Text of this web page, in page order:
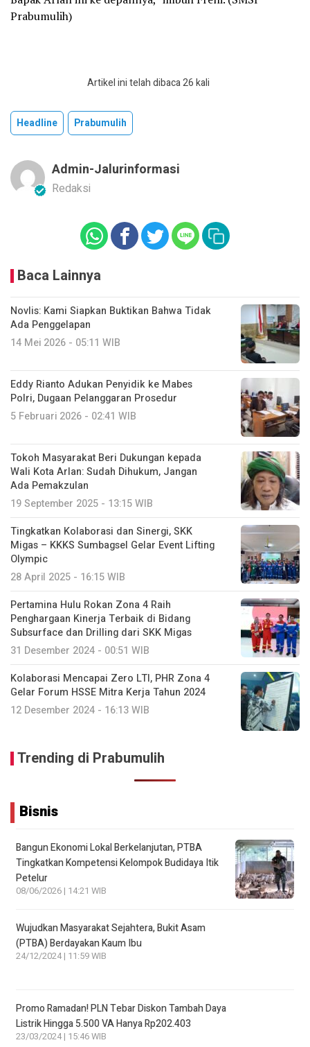
Prabumulih)
Artikel ini telah dibaca 26 kali
Headline Prabumulih
Admin-Jalurinformasi
Redaksi
Baca Lainnya
Novlis: Kami Siapkan Buktikan Bahwa Tidak
Ada Penggelapan
14 Mei 2026 - 05:11 WIB
Eddy Rianto Adukan Penyidik ke Mabes
Polri, Dugaan Pelanggaran Prosedur
5 Februari 2026 - 02:41 WIB
Tokoh Masyarakat Beri Dukungan kepada
Wali Kota Arlan: Sudah Dihukum, Jangan
Ada Pemakzulan
19 September 2025 - 13:15 WIB
Tingkatkan Kolaborasi dan Sinergi, SKK
Migas – KKKS Sumbagsel Gelar Event Lifting
Olympic
28 April 2025 - 16:15 WIB
Pertamina Hulu Rokan Zona 4 Raih
Penghargaan Kinerja Terbaik di Bidang
Subsurface dan Drilling dari SKK Migas
31 Desember 2024 - 00:51 WIB
Kolaborasi Mencapai Zero LTI, PHR Zona 4
Gelar Forum HSSE Mitra Kerja Tahun 2024
12 Desember 2024 - 16:13 WIB
Trending di Prabumulih
Bisnis
Bangun Ekonomi Lokal Berkelanjutan, PTBA
Tingkatkan Kompetensi Kelompok Budidaya Itik
Petelur
08/06/2026 | 14:21 WIB
Wujudkan Masyarakat Sejahtera, Bukit Asam
(PTBA) Berdayakan Kaum Ibu
24/12/2024 | 11:59 WIB
Promo Ramadan! PLN Tebar Diskon Tambah Daya
Listrik Hingga 5.500 VA Hanya Rp202.403
23/03/2024 | 15:46 WIB